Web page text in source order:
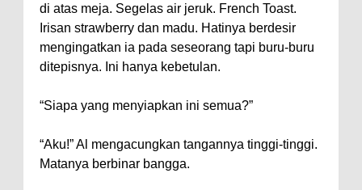
di atas meja. Segelas air jeruk. French Toast.
Irisan strawberry dan madu. Hatinya berdesir
mengingatkan ia pada seseorang tapi buru-buru
ditepisnya. Ini hanya kebetulan.
“Siapa yang menyiapkan ini semua?”
“Aku!” Al mengacungkan tangannya tinggi-tinggi.
Matanya berbinar bangga.